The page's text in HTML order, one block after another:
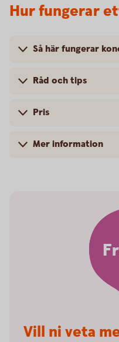
Hur fungerar
Så här fungerar
Råd och tips
Pris
Mer information
Vill ni veta